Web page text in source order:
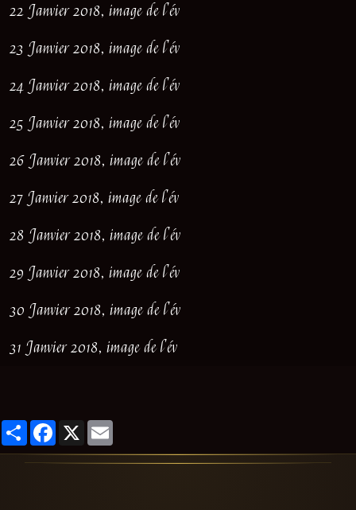
22 Janvier 2018, image de l'év
23 Janvier 2018, image de l'év
24 Janvier 2018, image de l'év
25 Janvier 2018, image de l'év
26 Janvier 2018, image de l'év
27 Janvier 2018, image de l'év
28 Janvier 2018, image de l'év
29 Janvier 2018, image de l'év
30 Janvier 2018, image de l'év
31 Janvier 2018, image de l'év
PartagerFacebook
X